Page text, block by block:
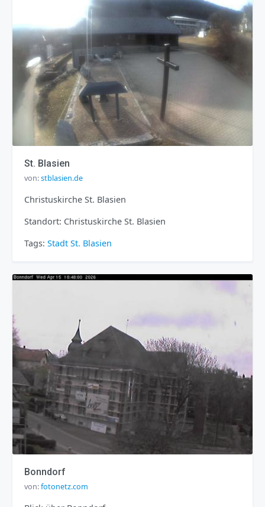
St. Blasien
von:stblasien.de
Christuskirche St. Blasien
Standort: Christuskirche St. Blasien
Tags: Stadt St. Blasien
Bonndorf
von:fotonetz.com